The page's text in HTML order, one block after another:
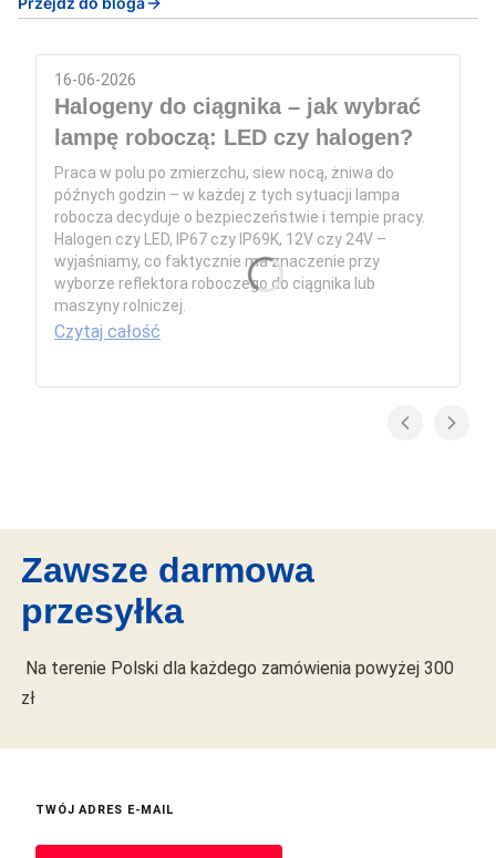
16-06-2026
Halogeny do ciągnika – jak wybrać
lampę roboczą: LED czy halogen?
Praca w polu po zmierzchu, siew nocą, żniwa do
późnych godzin – w każdej z tych sytuacji lampa
robocza decyduje o bezpieczeństwie i tempie pracy.
Halogen czy LED, IP67 czy IP69K, 12V czy 24V –
wyjaśniamy, co faktycznie ma znaczenie przy
wyborze reflektora roboczego do ciągnika lub
maszyny rolniczej.
Czytaj całość
Zawsze darmowa
przesyłka
Na terenie Polski dla każdego zamówienia powyżej 300
zł
TWÓJ ADRES E-MAIL